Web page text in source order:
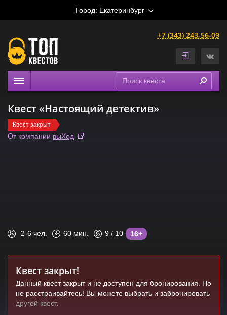
Город: Екатеринбург
+7 (343) 243-56-09
Расписание
Рейтинги
Квест «Настоящий детектив»
Квест закрыт
От компании выХод
2-6 чел. 60 мин. 9 / 10 16+
Квест закрыт!
Данный квест закрыт и не доступен для бронирования. Но
не расстраивайтесь! Вы можете выбрать и забронировать
другой квест.